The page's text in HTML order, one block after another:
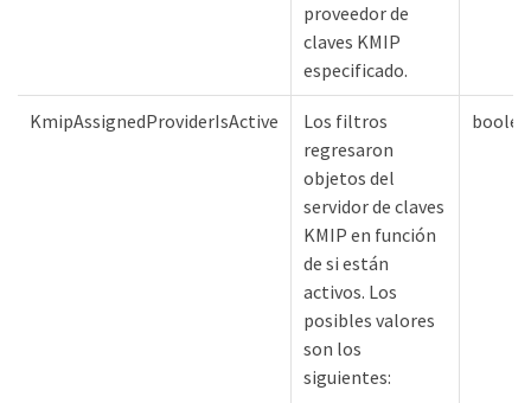
proveedor de
claves KMIP
especificado.
KmipAssignedProviderIsActive
Los filtros
regresaron
objetos del
servidor de claves
KMIP en función
de si están
activos. Los
posibles valores
son los
siguientes: